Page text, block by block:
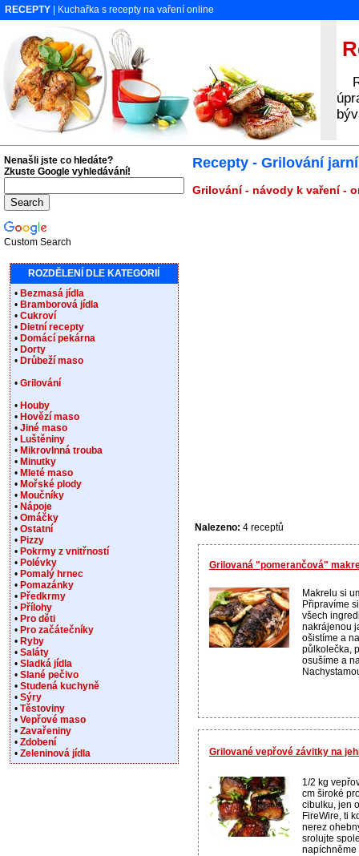
RECEPTY | Kuchařka s recepty na vaření online
Recepty - Grilování
Grilování - návody k vaření -
Nalezeno: 4 receptů
Grilovaná "pomerančová"
Makrelu si
Připravíme
všech
nakrájenou
ošistíme a
půlkolečka,
osušíme a
Grilované vepřové závitky na
1/2 kg
cm široké
cibulku, jen
FireWire, ti
nerez
srolujte
napíchněme
Nenašli jste co hledáte?
Zkuste Google vyhledávání!
Custom Search
ROZDĚLENÍ DLE KATEGORIÍ
• Bezmasá jídla
• Bramborová jídla
• Cukroví
• Dietní recepty
• Domácí pekárna
• Dorty
• Drůbeží maso
• Grilování
• Houby
• Hovězí maso
• Jiné maso
• Luštěniny
• Mikrovlnná trouba
• Minutky
• Mleté maso
• Mořské plody
• Moučníky
• Nápoje
• Omáčky
• Ostatní
• Pizzy
• Pokrmy z vnitřností
• Polévky
• Pomalý hrnec
• Pomazánky
• Předkrmy
• Přílohy
• Pro děti
• Pro začátečníky
• Ryby
• Saláty
• Sladká jídla
• Slané pečivo
• Studená kuchyně
• Sýry
• Těstoviny
• Vepřové maso
• Zavařeniny
• Zdobení
• Zeleninová jídla